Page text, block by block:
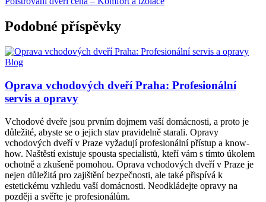
Podobné příspěvky
Blog
Oprava vchodových dveří Praha: Profesionální
servis a opravy
Vchodové dveře jsou prvním dojmem vaší domácnosti, a proto je
důležité, abyste se o jejich stav pravidelně starali. Opravy
vchodových dveří v Praze vyžadují profesionální přístup a know-
how. Naštěstí existuje spousta specialistů, kteří vám s tímto úkolem
ochotně a zkušeně pomohou. Oprava vchodových dveří v Praze je
nejen důležitá pro zajištění bezpečnosti, ale také přispívá k
estetickému vzhledu vaší domácnosti. Neodkládejte opravy na
později a svěřte je profesionálům.